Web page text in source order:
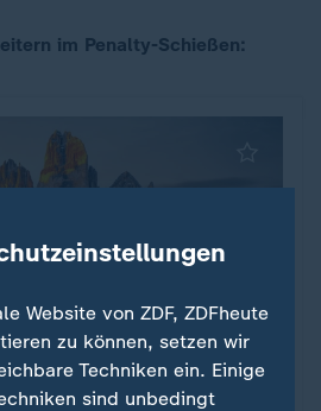
im Penalty-Schießen:
Website von ZDF, ZDFheute
zu können, setzen wir
Techniken ein. Einige
sind unbedingt